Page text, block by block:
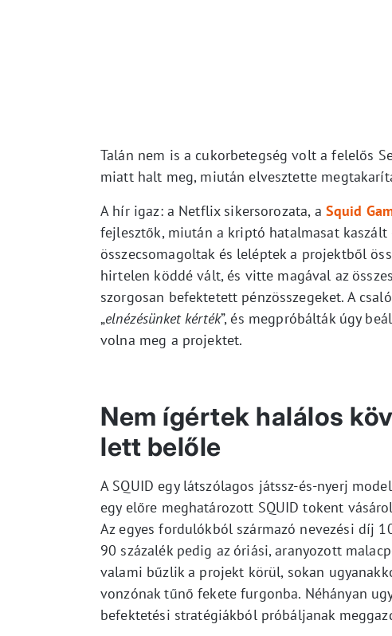
Talán nem is a cukorbetegség volt a felelős
miatt halt meg, miután elvesztette
A hír igaz: a Netflix sikersorozata, a Squid
fejlesztők, miután a kriptó hatalmasat
összecsomagoltak és leléptek a projektből
hirtelen köddé vált, és vitte magával az
szorgosan befektetett pénzösszegeket. A
„elnézésünket kérték”, és megpróbálták úgy
volna meg a projektet.
Nem ígértek halálos
lett belőle
A SQUID egy látszólagos játssz-és-nyerj
egy előre meghatározott SQUID tokent
Az egyes fordulókból származó nevezési díj
90 százalék pedig az óriási, aranyozott
valami bűzlik a projekt körül, sokan
vonzónak tűnő fekete furgonba. Néhányan
befektetési stratégiákból próbáljanak